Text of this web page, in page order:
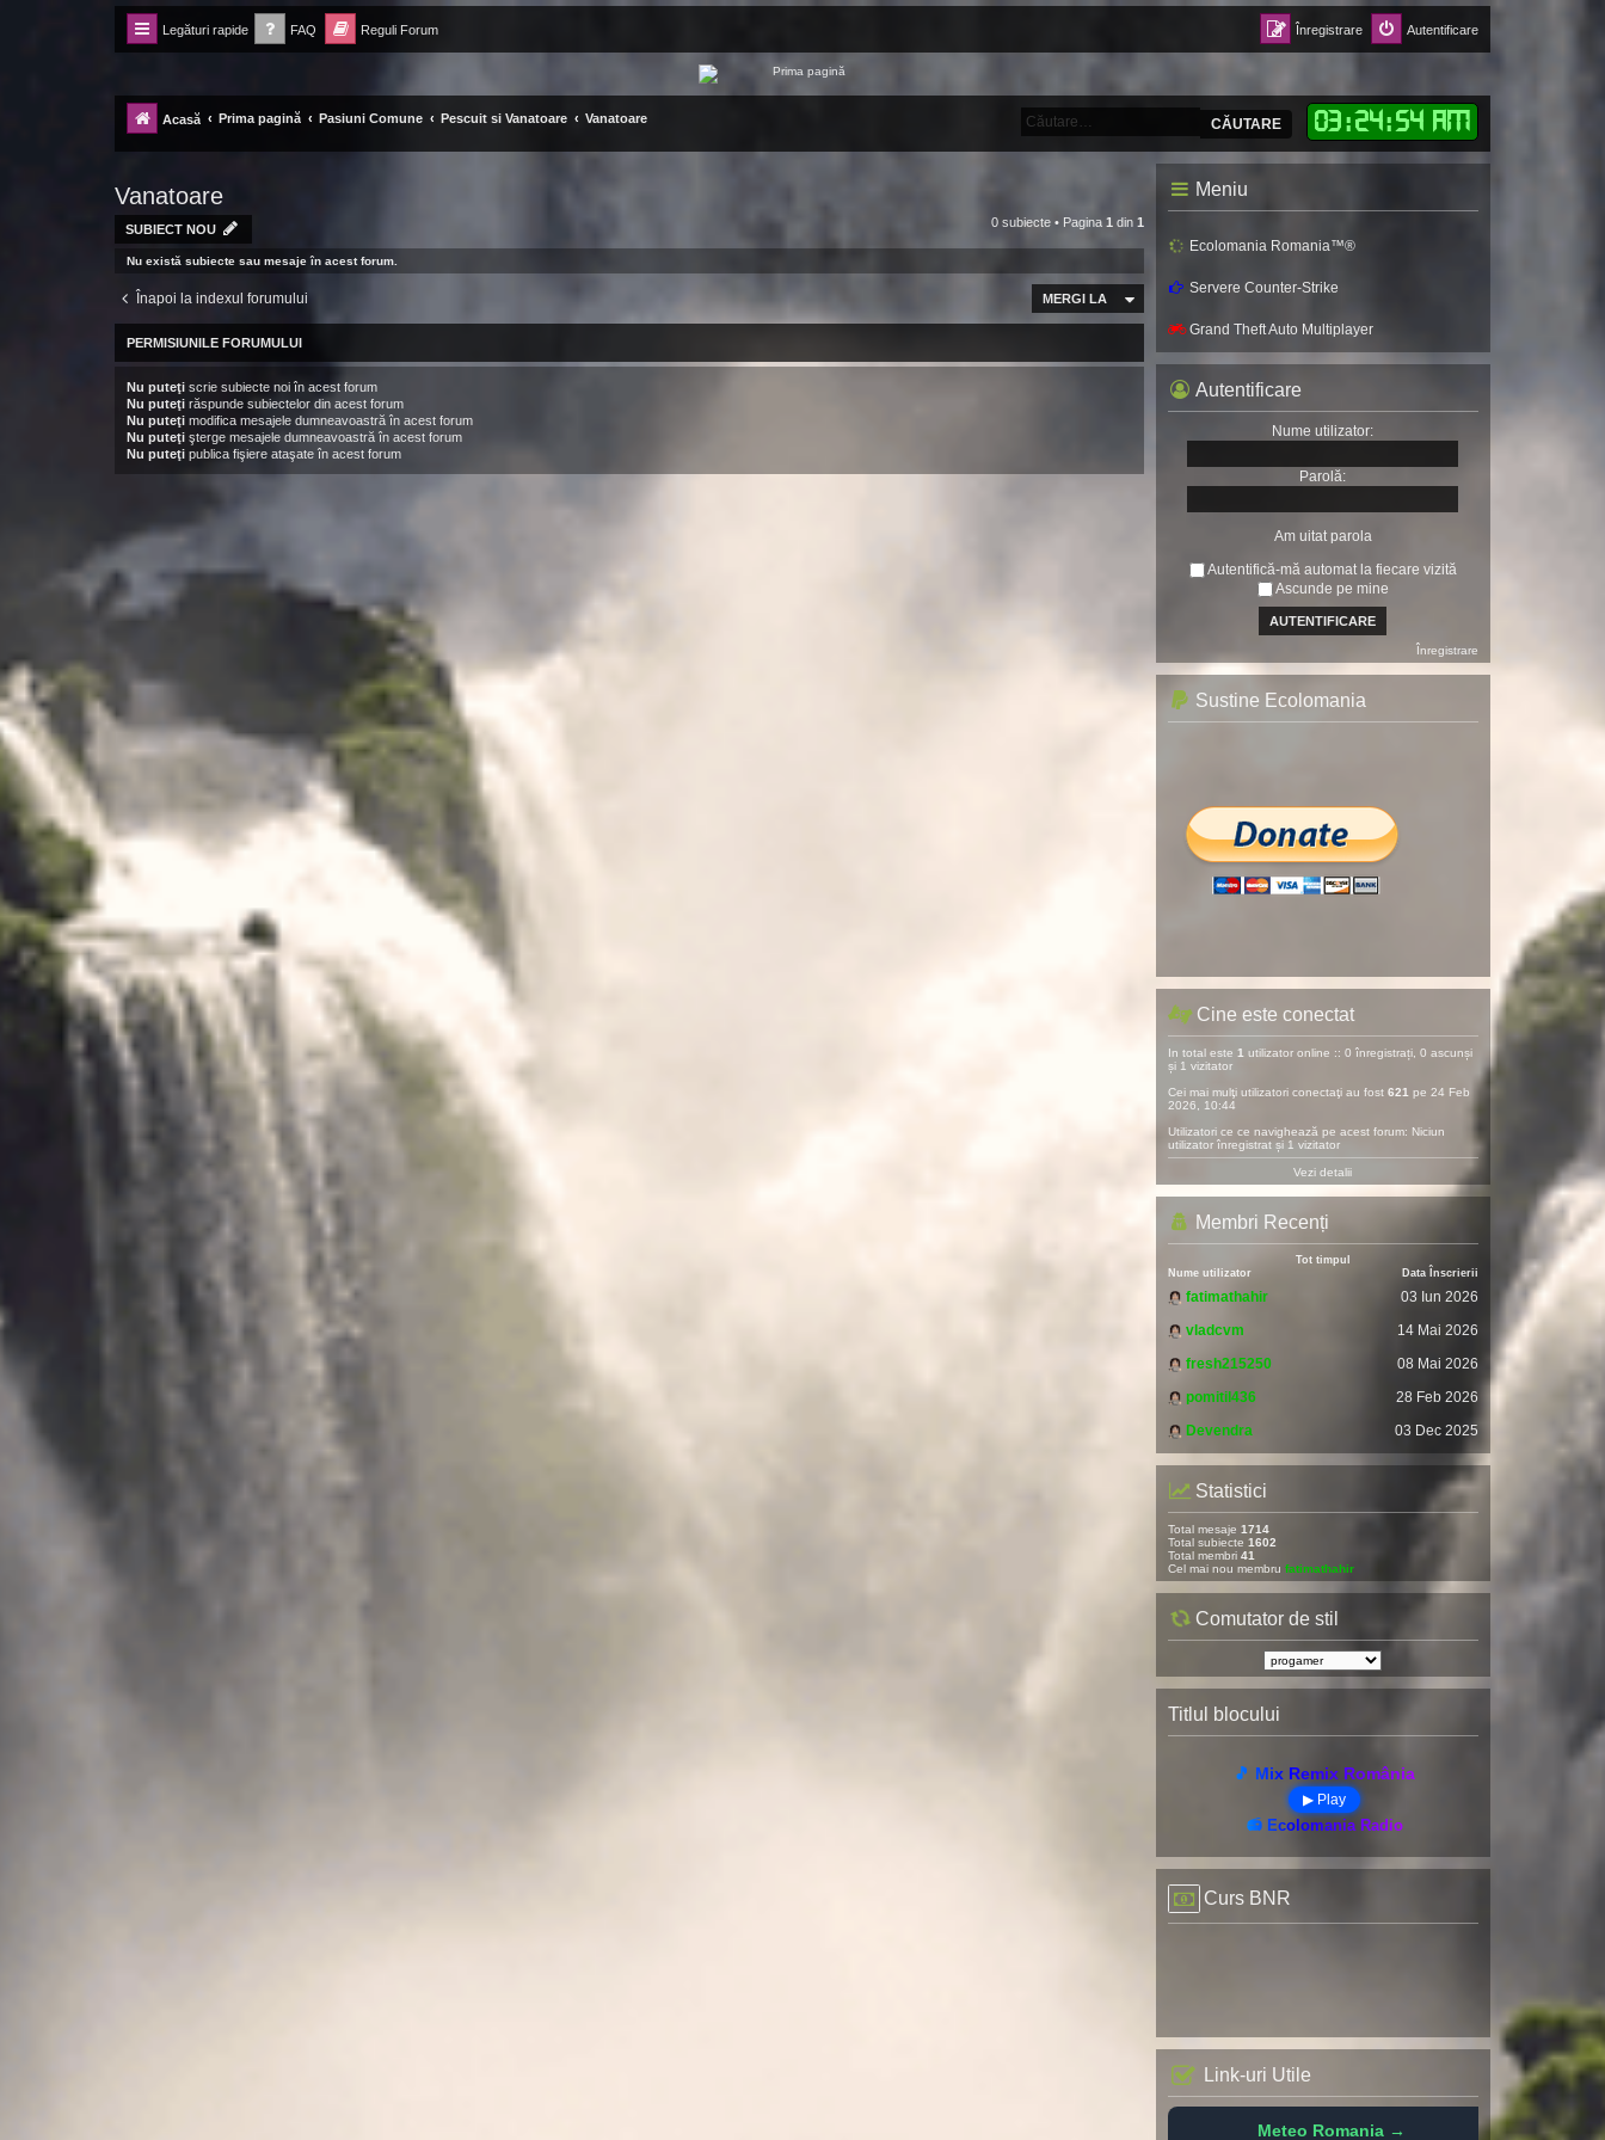
Legături rapide FAQ Reguli Forum Autentificare
Înregistrare
Forum Ecolomania™®
-= Idei pentru viitor =-
Acasă Prima pagină Pasiuni Comune Pescuit si Vanatoare Vanatoare 03:24:55 AM
CĂUTARE
Vanatoare
SUBIECT NOU 0 subiecte • Pagina 1 din 1
Nu există subiecte sau mesaje în acest forum.
Înapoi la indexul forumului MERGI LA
PERMISIUNILE FORUMULUI
Nu puteţi scrie subiecte noi în acest forum
Nu puteţi răspunde subiectelor din acest forum
Nu puteţi modifica mesajele dumneavoastră în acest forum
Nu puteţi şterge mesajele dumneavoastră în acest forum
Nu puteţi publica fişiere ataşate în acest forum
Meniu
Ecolomania Romania™®
Servere Counter-Strike
Grand Theft Auto Multiplayer
Autentificare
Nume utilizator:
Parolă:
Am uitat parola
Autentifică-mă automat la fiecare vizită
Ascunde pe mine
Înregistrare
Sustine Ecolomania
Cine este conectat
In total este 1 utilizator online :: 0 înregistrați, 0 ascunși
și 1 vizitator
Cei mai mulţi utilizatori conectaţi au fost 621 pe 24 Feb
2026, 10:44
Utilizatori ce ce navighează pe acest forum: Niciun
utilizator înregistrat și 1 vizitator
Vezi detalii
Membri Recenți
Tot timpul
Nume utilizator
Data Înscrierii
fatimathahir
03 Iun 2026
vladcvm
14 Mai 2026
fresh215250
08 Mai 2026
pomitil436
28 Feb 2026
Devendra
03 Dec 2025
Statistici
Total mesaje 1714
Total subiecte 1602
Total membri 41
Cel mai nou membru fatimathahir
Comutator de stil
Titlul blocului
🎵 Mix Remix România
▶ Play
📻 Ecolomania Radio
Curs BNR
Link-uri Utile
Meteo Romania →